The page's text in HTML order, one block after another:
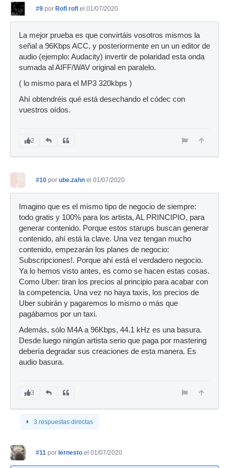
#9 por Rofl rofl el 01/07/2020
La mejor prueba es que convirtáis vosotros mismos la
señal a 96Kbps ACC, y posteriormente en un un editor de
audio (ejemplo: Audacity) invertir de polaridad esta onda
sumada al AIFF/WAV original en paralelo.
( lo mismo para el MP3 320kbps )
Ahí obtendréis qué está desechando el códec con
vuestros oídos.
2
#10 por ube.zahn el 01/07/2020
Imagino que es el mismo tipo de negocio de siempre:
todo gratis y 100% para los artista, AL PRINCIPIO, para
generar contenido. Porque estos starups buscan generar
contenido, ahí está la clave. Una vez tengan mucho
contenido, empezarán los planes de negocio:
Subscripciones!. Porque ahí está el verdadero negocio.
Ya lo hemos visto antes, es como se hacen estas cosas.
Como Uber: tiran los precios al principio para acabar con
la competencia. Una vez no haya taxis, los precios de
Uber subirán y pagaremos lo mismo o más que
pagábamos por un taxi.
Además, sólo M4A a 96Kbps, 44.1 kHz es una basura.
Desde luego ningún artista serio que paga por mastering
debería degradar sus creaciones de esta manera. Es
audio basura.
3
3 respuestas directas
#11 por Iernesto el 01/07/2020